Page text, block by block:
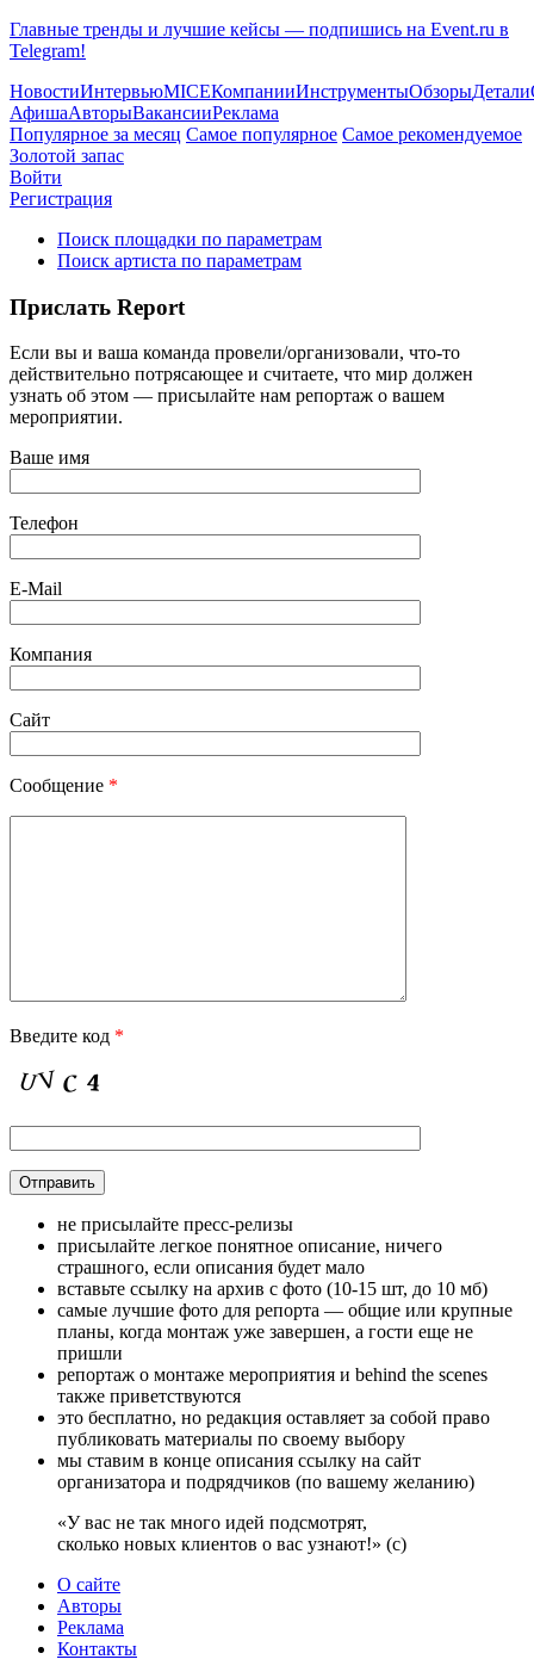
Главные тренды и лучшие кейсы — подпишись на Event.ru в
Telegram!
НовостиИнтервьюMICEКомпанииИнструментыОбзорыДетали
АфишаАвторыВакансииРеклама
Популярное за месяц Самое популярное Самое рекомендуемое
Золотой запас
Войти
Регистрация
Поиск площадки по параметрам
Поиск артиста по параметрам
Прислать Report
Если вы и ваша команда провели/организовали, что-то
действительно потрясающее и считаете, что мир должен
узнать об этом — присылайте нам репортаж о вашем
мероприятии.
Ваше имя
Телефон
E-Mail
Компания
Сайт
Сообщение *
Введите код *
не присылайте пресс-релизы
присылайте легкое понятное описание, ничего
страшного, если описания будет мало
вставьте ссылку на архив с фото (10-15 шт, до 10 мб)
самые лучшие фото для репорта — общие или крупные
планы, когда монтаж уже завершен, а гости еще не
пришли
репортаж о монтаже мероприятия и behind the scenes
также приветствуются
это бесплатно, но редакция оставляет за собой право
публиковать материалы по своему выбору
мы ставим в конце описания ссылку на сайт
организатора и подрядчиков (по вашему желанию)
«У вас не так много идей подсмотрят,
сколько новых клиентов о вас узнают!» (с)
О сайте
Авторы
Реклама
Контакты